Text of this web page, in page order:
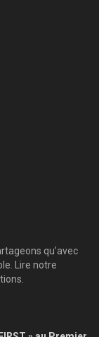
qu’avec
Lire notre